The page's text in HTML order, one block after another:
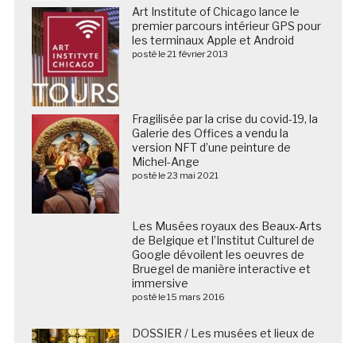
Art Institute of Chicago lance le
premier parcours intérieur GPS pour
les terminaux Apple et Android
posté le 21 février 2013
Fragilisée par la crise du covid-19, la
Galerie des Offices a vendu la
version NFT d’une peinture de
Michel-Ange
posté le 23 mai 2021
Les Musées royaux des Beaux-Arts de Belgique et
l’Institut Culturel de Google dévoilent les oeuvres de
Bruegel de manière interactive et immersive
DOSSIER / Les musées et lieux de
patrimoine français publient et
2025 (20/02/2026)